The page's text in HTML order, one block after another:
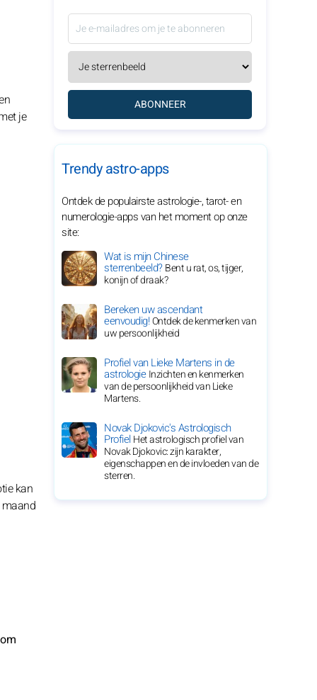
je
kan
maand
ABONNEER
Trendy astro-apps
Ontdek de populairste astrologie-, tarot- en
numerologie-apps van het moment op onze
site:
Wat is mijn Chinese
sterrenbeeld?Bent u rat, os, tijger,
konijn of draak?
Bereken uw ascendant
eenvoudig!Ontdek de kenmerken van
uw persoonlijkheid
Profiel van Lieke Martens in de
astrologieInzichten en kenmerken
van de persoonlijkheid van Lieke
Martens.
Novak Djokovic's Astrologisch
ProfielHet astrologisch profiel van
Novak Djokovic: zijn karakter,
eigenschappen en de invloeden van de
sterren.